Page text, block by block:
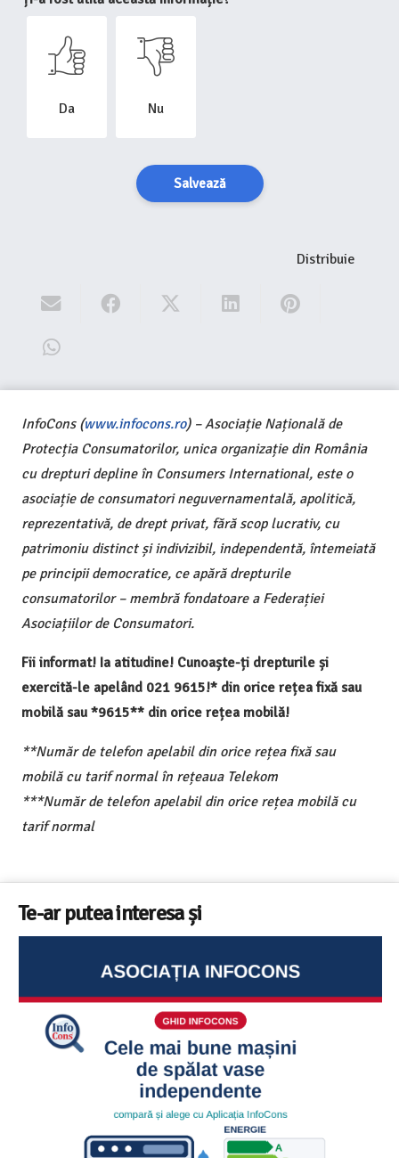
Da Nu
Salvează
Distribuie
InfoCons (www.infocons.ro) – Asociație Națională de
Protecția Consumatorilor, unica organizație din România
cu drepturi depline în Consumers International, este o
asociație de consumatori neguvernamentală, apolitică,
reprezentativă, de drept privat, fără scop lucrativ, cu
patrimoniu distinct și indivizibil, independentă, întemeiată
pe principii democratice, ce apără drepturile
consumatorilor – membră fondatoare a Federației
Asociațiilor de Consumatori.
Fii informat! Ia atitudine! Cunoaște-ți drepturile și
exercită-le apelând 021 9615!* din orice rețea fixă sau
mobilă sau *9615** din orice rețea mobilă!
**Număr de telefon apelabil din orice rețea fixă sau
mobilă cu tarif normal în rețeaua Telekom
***Număr de telefon apelabil din orice rețea mobilă cu
tarif normal
Te-ar putea interesa și
Ghid InfoCons – Cum sa alegi masina de spalat vase